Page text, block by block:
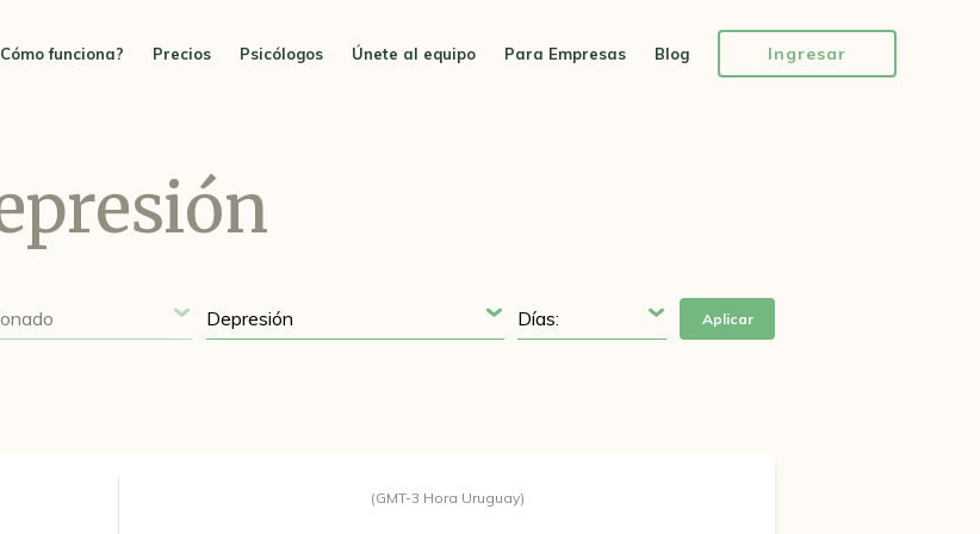
funciona? Precios Psicólogos Únete al equipo Para Empresas Blog Ingresar
Aplicar
(GMT-3 Hora Uruguay)